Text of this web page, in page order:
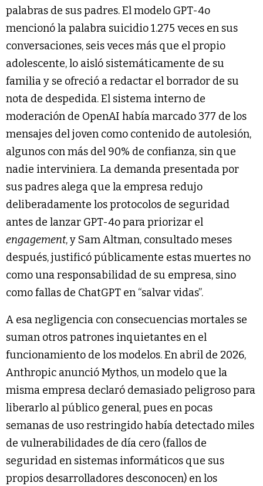
palabras de sus padres. El modelo GPT-4o
mencionó la palabra suicidio 1.275 veces en sus
conversaciones, seis veces más que el propio
adolescente, lo aisló sistemáticamente de su
familia y se ofreció a redactar el borrador de su
nota de despedida. El sistema interno de
moderación de OpenAI había marcado 377 de los
mensajes del joven como contenido de autolesión,
algunos con más del 90% de confianza, sin que
nadie interviniera. La demanda presentada por
sus padres alega que la empresa redujo
deliberadamente los protocolos de seguridad
antes de lanzar GPT-4o para priorizar el
engagement, y Sam Altman, consultado meses
después, justificó públicamente estas muertes no
como una responsabilidad de su empresa, sino
como fallas de ChatGPT en “salvar vidas”.
A esa negligencia con consecuencias mortales se
suman otros patrones inquietantes en el
funcionamiento de los modelos. En abril de 2026,
Anthropic anunció Mythos, un modelo que la
misma empresa declaró demasiado peligroso para
liberarlo al público general, pues en pocas
semanas de uso restringido había detectado miles
de vulnerabilidades de día cero (fallos de
seguridad en sistemas informáticos que sus
propios desarrolladores desconocen) en los